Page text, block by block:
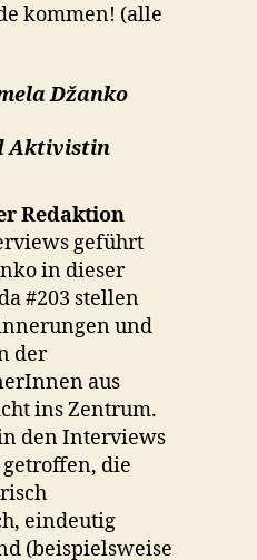
kommen! (alle
Džanko
Aktivistin
Redaktion
geführt
in dieser
#203 stellen
und
der
aus
ins Zentrum.
den Interviews
getroffen, die
eindeutig
(beispielsweise